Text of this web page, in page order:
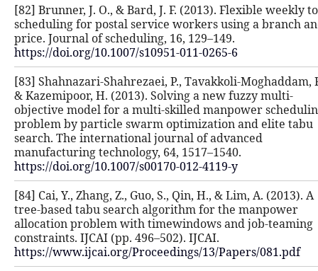
[82] Brunner, J. O., & Bard, J. F.
scheduling for postal service
price. Journal of scheduling, 16,
https://doi.org/10.1007/s10951-011-
[83] Shahnazari-Shahrezaei, P.,
& Kazemipoor, H. (2013). Solving a
objective model for a multi-skilled
problem by particle swarm
search. The international journal of
manufacturing technology, 64,
https://doi.org/10.1007/s00170-012-
[84] Cai, Y., Zhang, Z., Guo, S., Qin,
tree-based tabu search algorithm
allocation problem with
constraints. IJCAI (pp. 496–502).
https://www.ijcai.org/Proceedings/